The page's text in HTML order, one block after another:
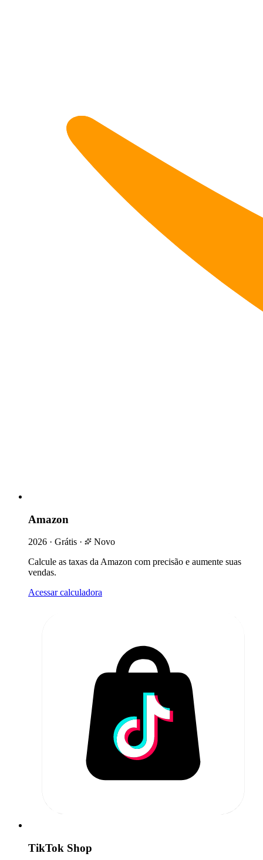
Amazon
2026 · Grátis ·
Novo
Calcule as taxas da Amazon com precisão e aumente suas
vendas.
Acessar calculadora
TikTok Shop